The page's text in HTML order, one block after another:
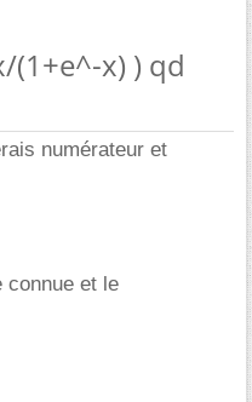
(1+e^-x) ) qd
numérateur et
connue et le